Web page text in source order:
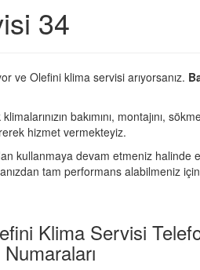
34
ve Olefini klima servisi arıyorsanız.
bakımını, montajını,
hizmet vermekteyiz.
kullanmaya devam etmeniz
tam performans alabilmeniz için
Klima Servisi
Numaraları